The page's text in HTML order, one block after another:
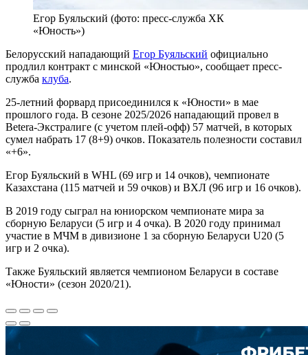
Егор Буяльский (фото: пресс-служба ХК
«Юность»)
Белорусский нападающий Егор Буяльский официально
продлил контракт с минской «Юностью», сообщает пресс-
служба клуба.
25-летний форвард присоединился к «Юности» в мае
прошлого года. В сезоне 2025/2026 нападающий провел в
Betera-Экстралиге (с учетом плей-офф) 57 матчей, в которых
сумел набрать 17 (8+9) очков. Показатель полезности составил
«+6».
Егор Буяльский в WHL (69 игр и 14 очков), чемпионате
Казахстана (115 матчей и 59 очков) и ВХЛ (96 игр и 16 очков).
В 2019 году сыграл на юниорском чемпионате мира за
сборную Беларуси (5 игр и 4 очка). В 2020 году принимал
участие в МЧМ в дивизионе 1 за сборную Беларуси U20 (5
игр и 2 очка).
Также Буяльский является чемпионом Беларуси в составе
«Юности» (сезон 2020/21).